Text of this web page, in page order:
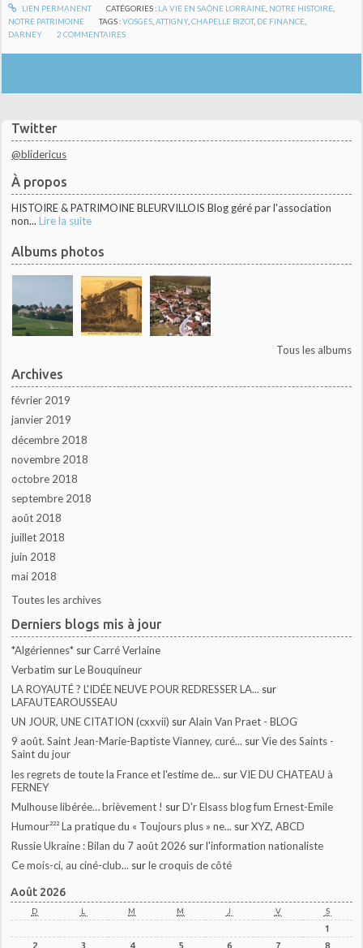
Twitter
@blidericus
À propos
HISTOIRE & PATRIMOINE BLEURVILLOIS Blog géré par l'association
non... Lire la suite
Albums photos
Tous les albums
Archives
février 2019
janvier 2019
décembre 2018
novembre 2018
octobre 2018
septembre 2018
août 2018
juillet 2018
juin 2018
mai 2018
Toutes les archives
Derniers blogs mis à jour
*Algériennes* surCarré Verlaine
Verbatim surLe Bouquineur
LA ROYAUTÉ ? L'IDÉE NEUVE POUR REDRESSER LA... sur
LAFAUTEAROUSSEAU
UN JOUR, UNE CITATION (cxxvii) surAlain Van Praet - BLOG
9 août. Saint Jean-Marie-Baptiste Vianney, curé... surVie des Saints -
Saint du jour
les regrets de toute la France et l'estime de... surVIE DU CHATEAU à
FERNEY
Mulhouse libérée… brièvement ! surD'r Elsass blog fum Ernest-Emile
Humour²²² La pratique du « Toujours plus » ne... surXYZ, ABCD
Russie Ukraine : Bilan du 7 août 2026 surl'information nationaliste
Ce mois-ci, au ciné-club... surle croquis de côté
Août 2026
D L M M J V S
1
2
3 4 5 6 7 8
LIEN PERMANENT CATÉGORIES : LA VIE EN SAÔNE LORRAINE, NOTRE HISTOIRE,
NOTRE PATRIMOINE
TAGS :VOSGES ,ATTIGNY,CHAPELLE BIZOT, DE FINANCE
DARNEY
2 COMMENTAIRES